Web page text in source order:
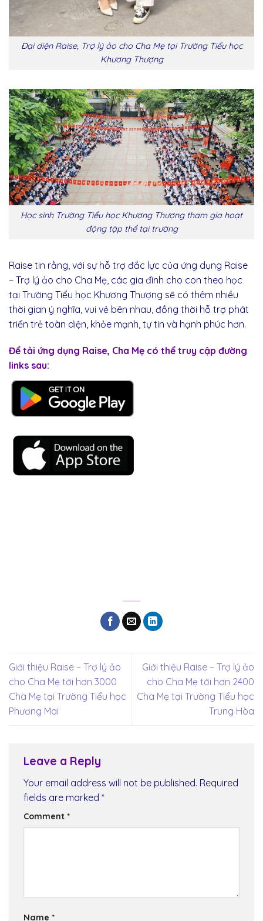
Đại diện Raise, Trợ lý ảo cho Cha Mẹ tại Trường Tiểu học
Khương Thượng
Học sinh Trường Tiểu học Khương Thượng tham gia hoạt
động tập thể tại trường
Raise tin rằng, với sự hỗ trợ đắc lực của ứng dụng Raise
– Trợ lý ảo cho Cha Mẹ, các gia đình cho con theo học
tại Trường Tiểu học Khương Thượng sẽ có thêm nhiều
thời gian ý nghĩa, vui vẻ bên nhau, đồng thời hỗ trợ phát
triển trẻ toàn diện, khỏe mạnh, tự tin và hạnh phúc hơn.
Để tải ứng dụng Raise, Cha Mẹ có thể truy cập đường
links sau:
Giới thiệu Raise – Trợ lý ảo
cho Cha Mẹ tới hơn 3000
Cha Mẹ tại Trường Tiểu học
Phương Mai
Giới thiệu Raise – Trợ lý ảo
cho Cha Mẹ tới hơn 2400
Cha Mẹ tại Trường Tiểu học
Trung Hòa
Leave a Reply
Your email address will not be published. Required
fields are marked *
Comment *
Name *